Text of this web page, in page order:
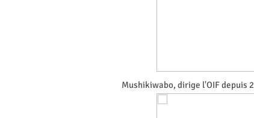
Mushikiwabo, dirige l'OIF depuis